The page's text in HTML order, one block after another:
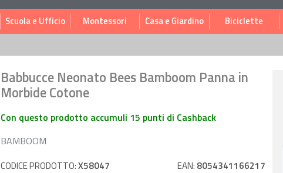
Scuola e Ufficio Montessori Casa e Giardino Biciclette
Babbucce Neonato Bees Bamboom Panna in
Morbide Cotone
Con questo prodotto accumuli 15 punti di Cashback
BAMBOOM
CODICE PRODOTTO:X58047 EAN: 8054341166217